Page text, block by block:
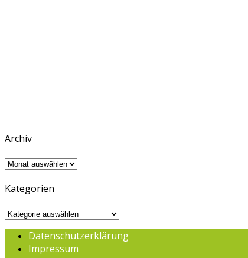
Archiv
Archiv
Kategorien
Kategorien
Datenschutzerklärung
Impressum